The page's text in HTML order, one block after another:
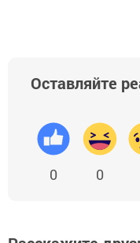
Оставляйте
0 0